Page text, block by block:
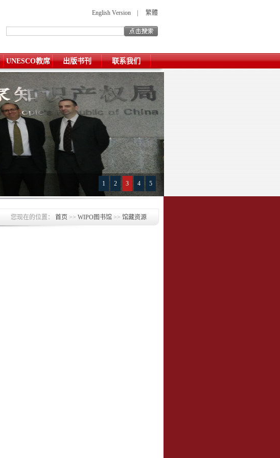
English Version 繁體
UNESCO教席 出版书刊 联系我们
1 2 3 4 5
您现在的位置： 首页 >> WIPO图书馆>> 馆藏资源